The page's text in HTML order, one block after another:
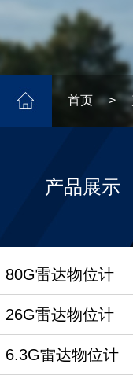
首页 >
产品展示
80G雷达物位计
26G雷达物位计
6.3G雷达物位计